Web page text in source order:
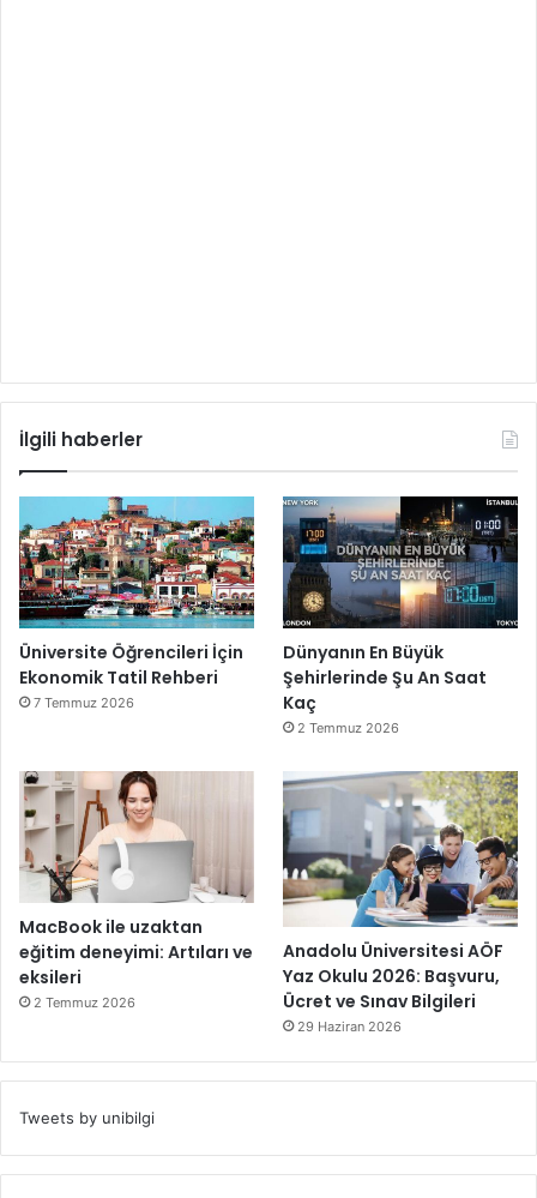
İlgili haberler
Üniversite Öğrencileri İçin
Ekonomik Tatil Rehberi
7 Temmuz 2026
Dünyanın En Büyük
Şehirlerinde Şu An Saat
Kaç
2 Temmuz 2026
MacBook ile uzaktan
eğitim deneyimi: Artıları ve
eksileri
2 Temmuz 2026
Anadolu Üniversitesi AÖF
Yaz Okulu 2026: Başvuru,
Ücret ve Sınav Bilgileri
29 Haziran 2026
Tweets by unibilgi